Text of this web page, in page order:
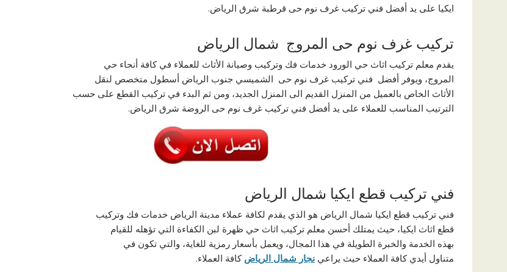
ايكيا على يد أفضل فني تركيب غرف نوم حى قرطبة شرق الرياض.
تركيب غرف نوم حى المروج شمال الرياض
يقدم معلم تركيب اثاث حي الورود خدمات فك وتركيب وصيانة الأثاث للعملاء في كافة أنحاء حي
المروج، ويوفر أفضل فني تركيب غرف نوم حى الشميسي جنوب الرياض أسطول متخصص لنقل
الأثاث الخاص بالعميل من المنزل القديم الى المنزل الجديد، ومن ثم البدء في تركيب القطع على حسب
الترتيب المناسب للعملاء على يد أفضل فني تركيب غرف نوم حى الروضة شرق الرياض.
فني تركيب قطع ايكيا شمال الرياض
فني تركيب قطع ايكيا شمال الرياض هو الذي يقدم لكافة عملاء مدينة الرياض خدمات فك وتركيب
قطع اثاث ايكيا، حيث يمتلك أحسن معلم تركيب اثاث حي ظهرة لبن الكفاءة التي تؤهله للقيام
بهذه الخدمة والخبرة الطويلة في هذا المجال، ويعمل بأسعار رمزية للغاية، والتي تكون في
متناول أيدي كافة العملاء حيث يراعي نجار شمال الرياض كافة العملاء.